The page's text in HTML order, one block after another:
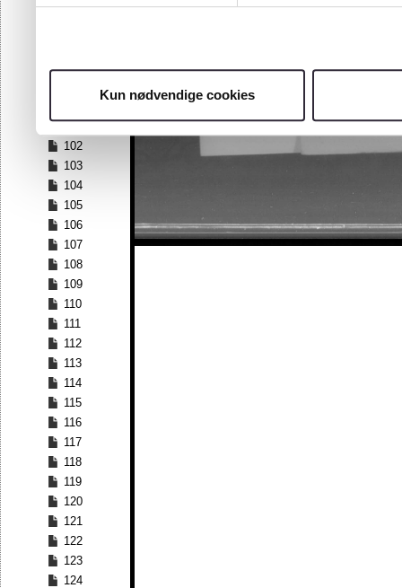
Kun nødvendige cookies
95
98
101
102
103
104
105
106
107
108
109
110
111
112
113
114
115
116
117
118
119
120
121
122
123
124